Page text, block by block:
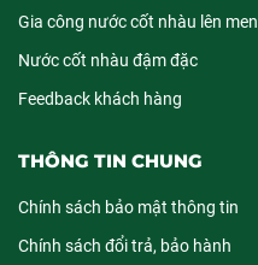
Gia công nước cốt nhàu lên men
Nước cốt nhàu đậm đặc
Feedback khách hàng
THÔNG TIN CHUNG
Chính sách bảo mật thông tin
Chính sách đổi trả, bảo hành